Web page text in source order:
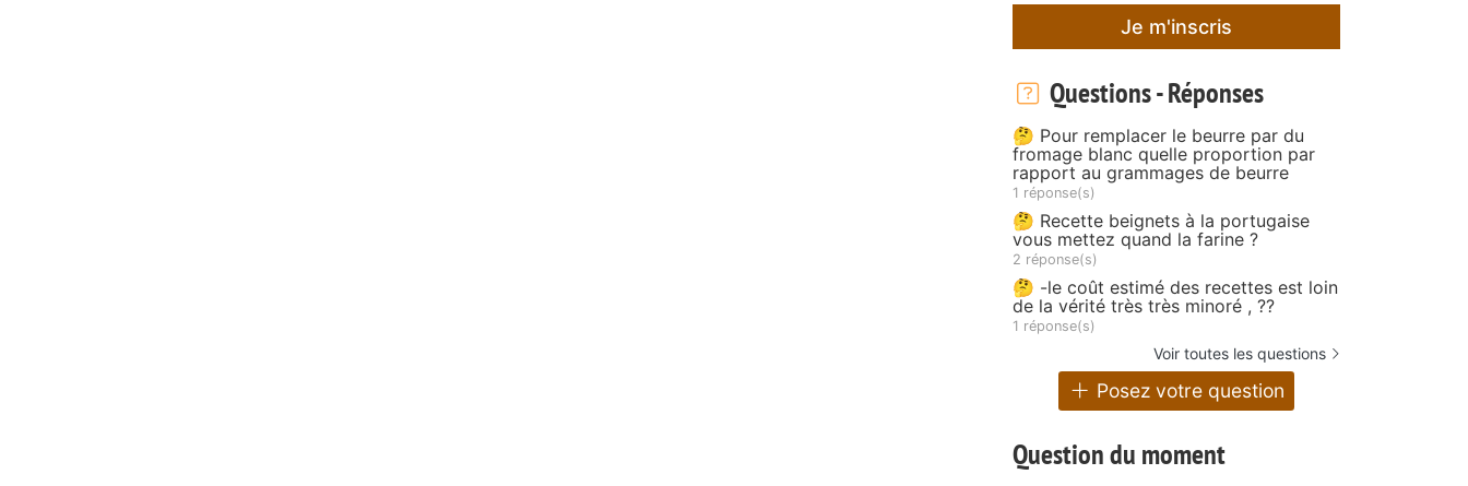
Je m'inscris
Questions - Réponses
🤔 Pour remplacer le beurre par du
fromage blanc quelle proportion par
rapport au grammages de beurre
1 réponse(s)
🤔 Recette beignets à la portugaise
vous mettez quand la farine ?
2 réponse(s)
🤔 -le coût estimé des recettes est loin
de la vérité très très minoré , ??
1 réponse(s)
Voir toutes les questions
Posez votre question
Question du moment